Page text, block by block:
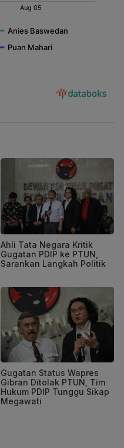
Ahli Tata Negara Kritik
Gugatan PDIP ke PTUN,
Sarankan Langkah Politik
Gugatan Status Wapres
Gibran Ditolak PTUN, Tim
Hukum PDIP Tunggu Sikap
Megawati